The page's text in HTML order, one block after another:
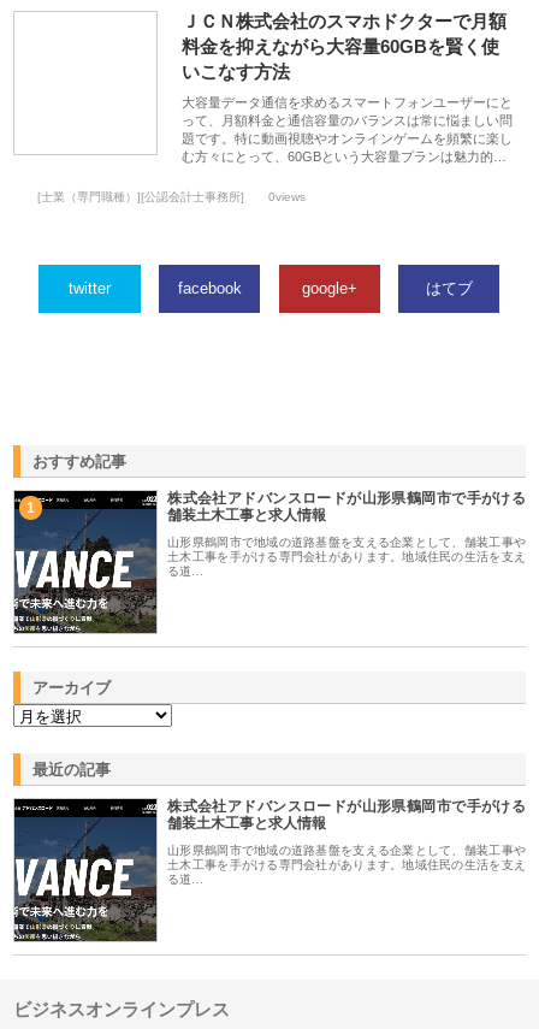
ＪＣＮ株式会社のスマホドクターで月額
料金を抑えながら大容量60GBを賢く使
いこなす方法
大容量データ通信を求めるスマートフォンユーザーにと
って、月額料金と通信容量のバランスは常に悩ましい問
題です。特に動画視聴やオンラインゲームを頻繁に楽し
む方々にとって、60GBという大容量プランは魅力的…
[士業（専門職種）][公認会計士事務所] 0views
twitter facebook google+ はてブ
おすすめ記事
1
株式会社アドバンスロードが山形県鶴岡市で手がける
舗装土木工事と求人情報
山形県鶴岡市で地域の道路基盤を支える企業として、舗装工事や
土木工事を手がける専門会社があります。地域住民の生活を支え
る道…
アーカイブ
最近の記事
株式会社アドバンスロードが山形県鶴岡市で手がける
舗装土木工事と求人情報
山形県鶴岡市で地域の道路基盤を支える企業として、舗装工事や
土木工事を手がける専門会社があります。地域住民の生活を支え
る道…
ビジネスオンラインプレス